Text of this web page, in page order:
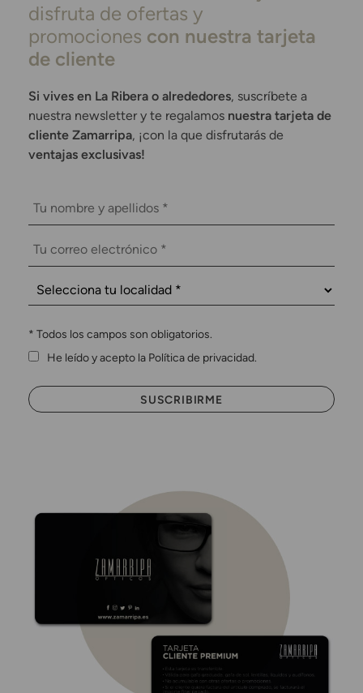
disfruta de ofertas y
promociones con nuestra tarjeta
de cliente
Si vives en La Ribera o alrededores, suscríbete a
nuestra newsletter y te regalamos nuestra tarjeta de
cliente Zamarripa, ¡con la que disfrutarás de
ventajas exclusivas!
* Todos los campos son obligatorios.
He leído y acepto la Política de privacidad.